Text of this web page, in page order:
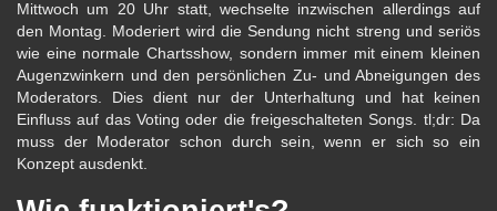
Mittwoch um 20 Uhr statt, wechselte inzwischen allerdings auf
den Montag. Moderiert wird die Sendung nicht streng und seriös
wie eine normale Chartsshow, sondern immer mit einem kleinen
Augenzwinkern und den persönlichen Zu- und Abneigungen des
Moderators. Dies dient nur der Unterhaltung und hat keinen
Einfluss auf das Voting oder die freigeschalteten Songs. tl;dr: Da
muss der Moderator schon durch sein, wenn er sich so ein
Konzept ausdenkt.